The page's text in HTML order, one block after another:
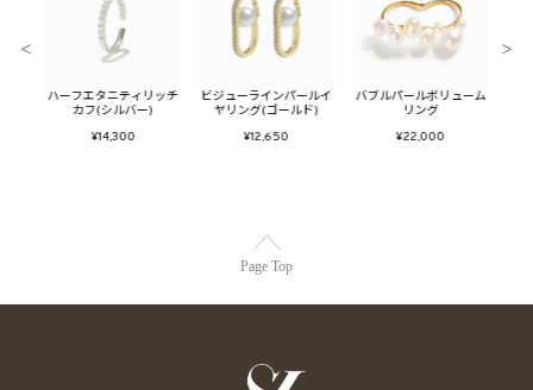
ハーフエタニティリッチ
カフ(シルバー)
¥14,300
ビジューラインパールイ
ヤリング(ゴールド)
¥12,650
バブルパールボリューム
リング
¥22,000
＜ ＞
Page Top